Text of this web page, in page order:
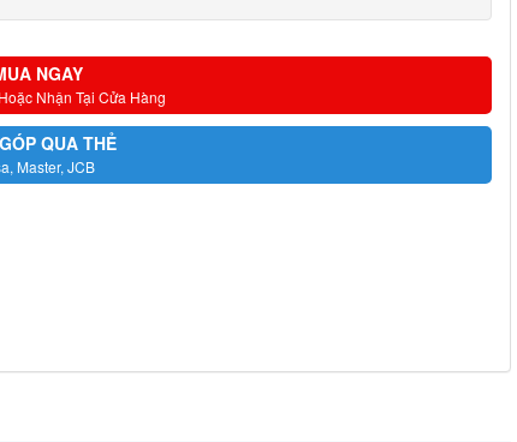
NGAY
Nhận Tại Cửa Hàng
QUA THẺ
Master, JCB